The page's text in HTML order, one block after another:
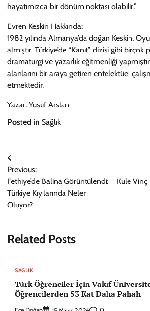
hayatımızda bir dönüm noktası olabilir.”
Evren Keskin Hakkında:
1982 yılında Almanya’da doğan Keskin,
almıştır. Türkiye’de “Kanıt” dizisi gibi
dramaturgi ve yazarlık eğitmenliği
alanlarını bir araya getiren entelektüel
etmektedir.
Yazar: Yusuf Arslan
Posted in Sağlık
Yazı
gezinmesi
Previous:
Fethiye’de Balina Görüntülendi:
Türkiye Kıyılarında Neler
Oluyor?
Kule Vinç
Related Posts
SAĞLIK
Türk Öğrenciler İçin Vakıf
Öğrencilerden 53 Kat Daha Pahalı